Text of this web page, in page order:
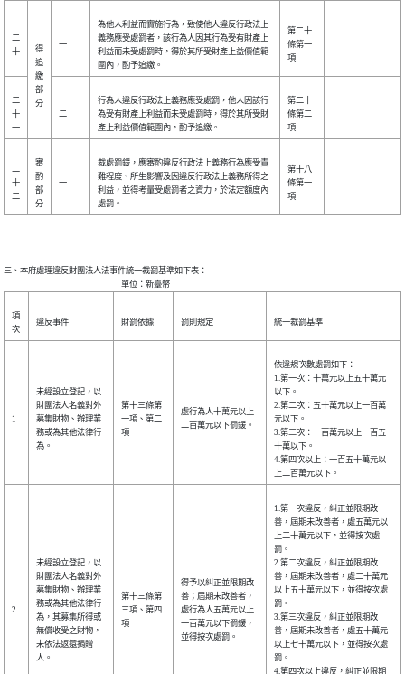
二
十
得
追
繳
部
分
一
為他人利益而實施行為，致使他人違反行政法上
義務應受處罰者，該行為人因其行為受有財產上
利益而未受處罰時，得於其所受財產上益價值範
圍內，酌予追繳。
第二十
條第一
項
二
十
一
二
行為人違反行政法上義務應受處罰，他人因該行
為受有財產上利益而未受處罰時，得於其所受財
產上利益價值範圍內，酌予追繳。
第二十
條第二
項
二
十
二
審
酌
部
分
一
裁處罰鍰，應審酌違反行政法上義務行為應受責
難程度、所生影響及因違反行政法上義務所得之
利益，並得考量受處罰者之資力，於法定額度內
處罰。
第十八
條第一
項
三、本府處理違反財團法人法事件統一裁罰基準如下表：
項
次
違反事件 財罰依據 罰則規定 統一裁罰基準
1
未經設立登記，以
財團法人名義對外
募集財物、辦理業
務或為其他法律行
為。
第十三條第
一項、第二
項
處行為人十萬元以上
二百萬元以下罰鍰。
依違規次數處罰如下：
1.第一次：十萬元以上五十萬元
以下。
2.第二次：五十萬元以上一百萬
元以下。
3.第三次：一百萬元以上一百五
十萬以下。
4.第四次以上：一百五十萬元以
上二百萬元以下。
2
未經設立登記，以
財團法人名義對外
募集財物、辦理業
務或為其他法律行
為，其募集所得或
無償收受之財物，
未依法返還捐贈
人。
第十三條第
三項、第四
項
得予以糾正並限期改
善；屆期未改善者，
處行為人五萬元以上
一百萬元以下罰鍰，
並得按次處罰。
1.第一次違反，糾正並限期改
善，屆期未改善者，處五萬元以
上二十萬元以下，並得按次處
罰。
2.第二次違反，糾正並限期改
善，屆期未改善者，處二十萬元
以上五十萬元以下，並得按次處
罰。
3.第三次違反，糾正並限期改
善，屆期未改善者，處五十萬元
以上七十萬元以下，並得按次處
罰。
4.第四次以上違反，糾正並限期